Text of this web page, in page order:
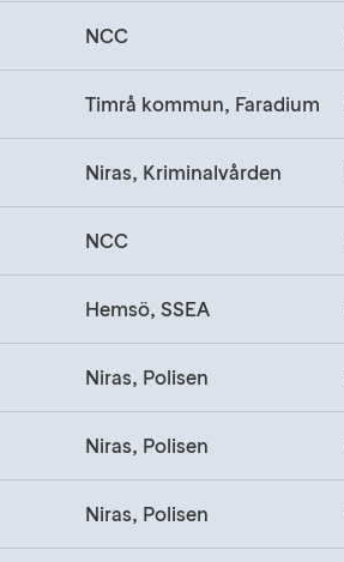
NCC
Timrå kommun, Faradium
Niras, Kriminalvården
NCC
Hemsö, SSEA
Niras, Polisen
Niras, Polisen
Niras, Polisen